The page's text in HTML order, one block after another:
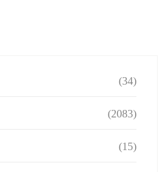
(34)
(2083)
(15)